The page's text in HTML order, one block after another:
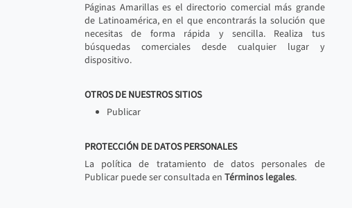
Páginas Amarillas es el directorio comercial más grande
de Latinoamérica, en el que encontrarás la solución que
necesitas de forma rápida y sencilla. Realiza tus
búsquedas comerciales desde cualquier lugar y
dispositivo.
OTROS DE NUESTROS SITIOS
Publicar
PROTECCIÓN DE DATOS PERSONALES
La política de tratamiento de datos personales de
Publicar puede ser consultada en Términos legales.